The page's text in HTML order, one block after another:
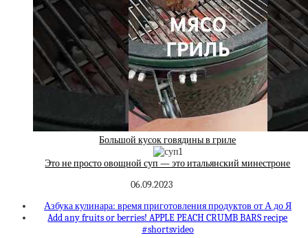
Большой кусок говядины в гриле
Это не просто овощной суп — это итальянский минестроне
06.09.2023
Азбука кулинара: время приготовления продуктов от А до Я
Add any fruits or berries! APPLE PEACH CRUMB BARS recipe
#shortsvideo